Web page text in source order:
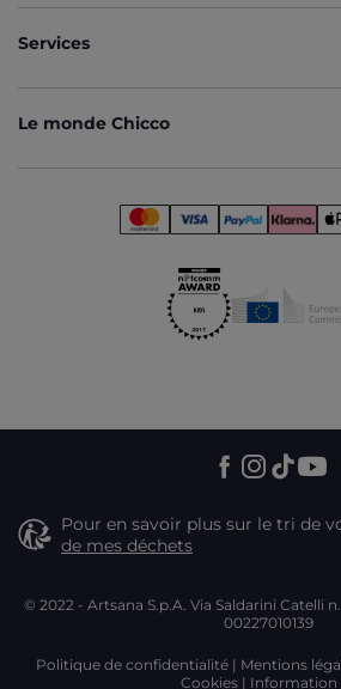
Services
Le monde Chicco
Pour en savoir plus sur le tri de
de mes déchets
© 2022 - Artsana S.p.A. Via Saldarini Catelli
00227010139
Politique de confidentialité Mentions
Cookies
Information